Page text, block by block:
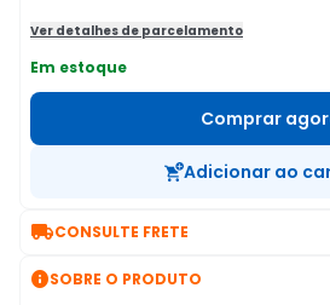
Ver detalhes de parcelamento
Em estoque
Comprar
Adicionar ao
CONSULTE FRETE
SOBRE O PRODUTO